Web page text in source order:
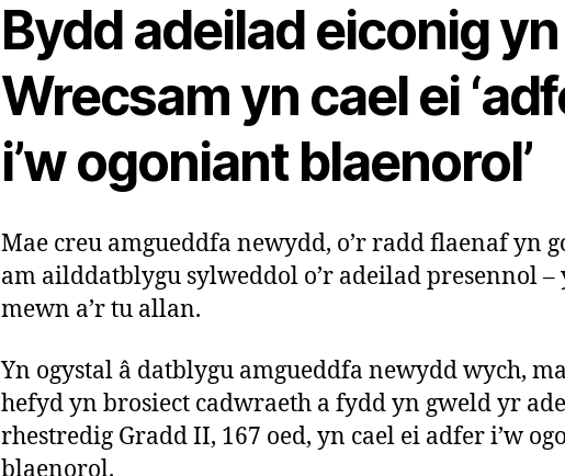
Bydd adeilad eiconig yn
Wrecsam yn cael ei
i’w ogoniant blaenorol’
Mae creu amgueddfa newydd, o’r radd flaenaf yn
am ailddatblygu sylweddol o’r adeilad presennol –
mewn a’r tu allan.
Yn ogystal â datblygu amgueddfa newydd wych,
hefyd yn brosiect cadwraeth a fydd yn gweld yr
rhestredig Gradd II, 167 oed, yn cael ei adfer i’w